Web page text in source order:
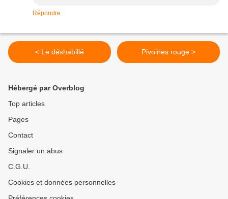
Répondre
< Le déshabillé Pivoines rouge >
Hébergé par Overblog
Top articles
Pages
Contact
Signaler un abus
C.G.U.
Cookies et données personnelles